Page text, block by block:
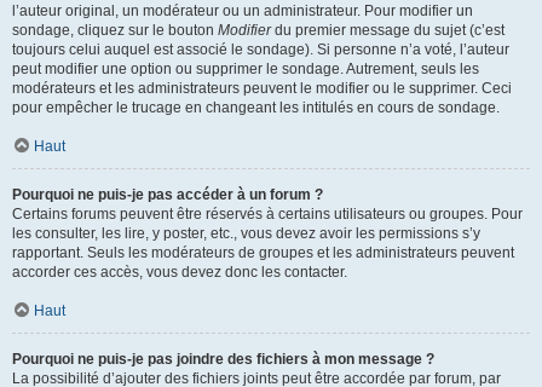
l’auteur original, un modérateur ou un administrateur. Pour modifier un
sondage, cliquez sur le bouton Modifierdu premier message du sujet (c’est
toujours celui auquel est associé le sondage). Si personne n’a voté, l’auteur
peut modifier une option ou supprimer le sondage. Autrement, seuls les
modérateurs et les administrateurs peuvent le modifier ou le supprimer. Ceci
pour empêcher le trucage en changeant les intitulés en cours de sondage.
Haut
Pourquoi ne puis-je pas accéder à un forum ?
Certains forums peuvent être réservés à certains utilisateurs ou groupes. Pour
les consulter, les lire, y poster, etc., vous devez avoir les permissions s’y
rapportant. Seuls les modérateurs de groupes et les administrateurs peuvent
accorder ces accès, vous devez donc les contacter.
Haut
Pourquoi ne puis-je pas joindre des fichiers à mon message ?
La possibilité d’ajouter des fichiers joints peut être accordée par forum, par